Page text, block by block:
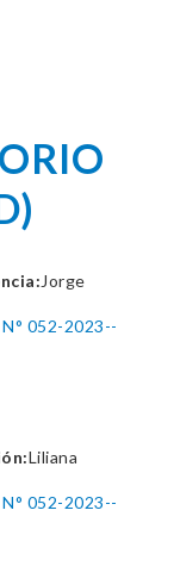
Jorge
052-2023--
Liliana
052-2023--